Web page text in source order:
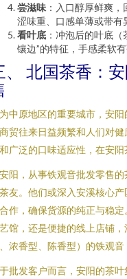
尝滋味 ：入口醇厚鲜爽
涩味重、口感单薄或带有
看叶底 ：冲泡后的叶底
镶边”的特征，手感柔软有
、 北国茶香：
中原地区的重要城市，安
贸往来日益频繁和人们对
广泛的口味适应性，在安阳
阳，从事铁观音批发零售
友。他们或深入安溪核心
作，确保货源的纯正与稳
馆，还是便捷的线上店铺
浓香型、陈香型）的铁观音
批发客户而言，安阳的茶